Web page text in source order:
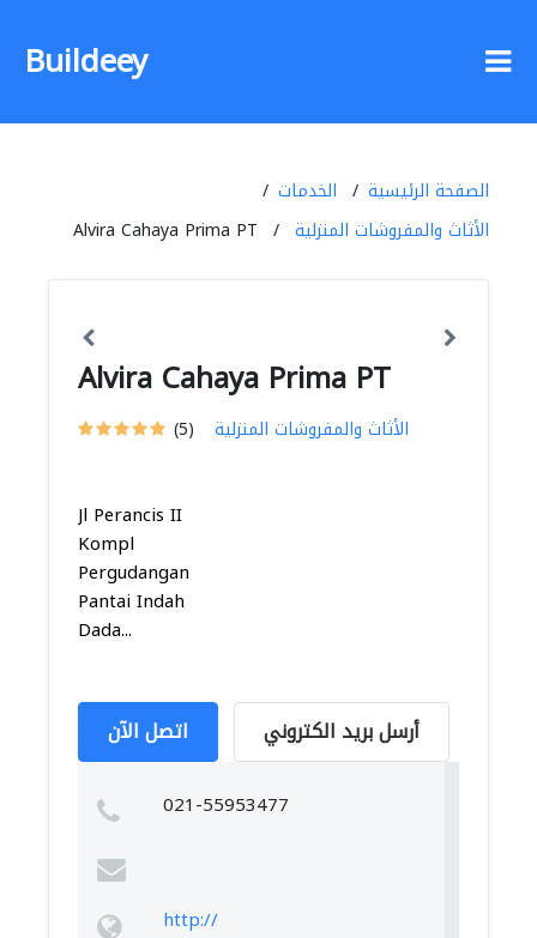
Buildeey
الصفحة الرئيسية
الخدمات
الأثاث والمفروشات المنزلية
Alvira Cahaya Prima PT
Alvira Cahaya Prima PT
(5) الأثاث والمفروشات المنزلية
Jl Perancis II
Kompl
Pergudangan
Pantai Indah
Dada...
اتصل الآن أرسل بريد الكتروني
021-55953477
http://